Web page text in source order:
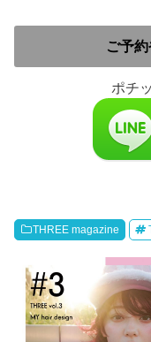
ご予
ポチ
THREE magazine